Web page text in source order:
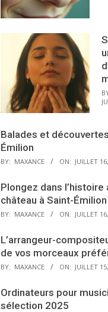
Balades et
Émilion
BY: MAXANCE ON: JUILLET
Plongez dans
château à Saint-Émilion
BY: MAXANCE ON: JUILLET
L’arrangeur-
de vos morceaux
BY: MAXANCE ON: JUILLET
Ordinateurs pour
sélection 2025